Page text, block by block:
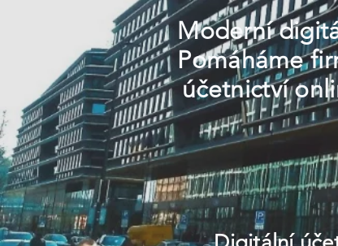
Moderní
Pomáháme
účetnictví